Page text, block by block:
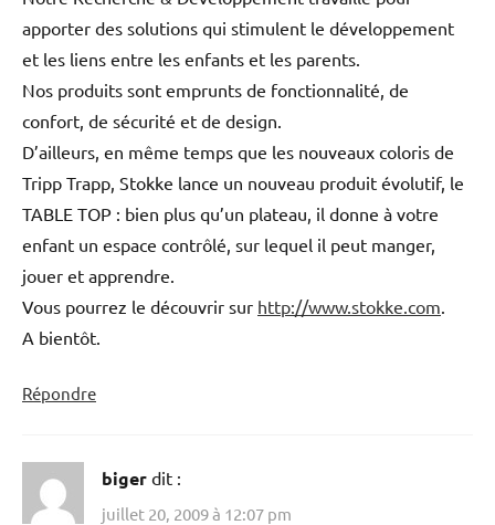
apporter des solutions qui stimulent le développement
et les liens entre les enfants et les parents.
Nos produits sont emprunts de fonctionnalité, de
confort, de sécurité et de design.
D’ailleurs, en même temps que les nouveaux coloris de
Tripp Trapp, Stokke lance un nouveau produit évolutif, le
TABLE TOP : bien plus qu’un plateau, il donne à votre
enfant un espace contrôlé, sur lequel il peut manger,
jouer et apprendre.
Vous pourrez le découvrir sur http://www.stokke.com.
A bientôt.
Répondre
biger dit :
juillet 20, 2009 à 12:07 pm